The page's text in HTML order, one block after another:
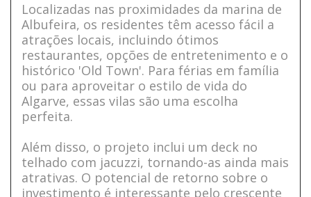
Localizadas nas proximidades da marina de
Albufeira, os residentes têm acesso fácil a
atrações locais, incluindo ótimos
restaurantes, opções de entretenimento e o
histórico 'Old Town'. Para férias em família
ou para aproveitar o estilo de vida do
Algarve, essas vilas são uma escolha
perfeita.
Além disso, o projeto inclui um deck no
telhado com jacuzzi, tornando-as ainda mais
atrativas. O potencial de retorno sobre o
investimento é interessante pelo crescente